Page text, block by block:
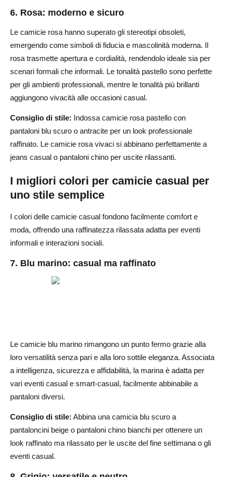
6. Rosa: moderno e sicuro
Le camicie rosa hanno superato gli stereotipi obsoleti,
emergendo come simboli di fiducia e mascolinità moderna. Il
rosa trasmette apertura e cordialità, rendendolo ideale sia per
scenari formali che informali. Le tonalità pastello sono perfette
per gli ambienti professionali, mentre le tonalità più brillanti
aggiungono vivacità alle occasioni casual.
Consiglio di stile: Indossa camicie rosa pastello con
pantaloni blu scuro o antracite per un look professionale
raffinato. Le camicie rosa vivaci si abbinano perfettamente a
jeans casual o pantaloni chino per uscite rilassanti.
I migliori colori per camicie casual per
uno stile semplice
I colori delle camicie casual fondono facilmente comfort e
moda, offrendo una raffinatezza rilassata adatta per eventi
informali e interazioni sociali.
7. Blu marino: casual ma raffinato
Le camicie blu marino rimangono un punto fermo grazie alla
loro versatilità senza pari e alla loro sottile eleganza. Associata
a intelligenza, sicurezza e affidabilità, la marina è adatta per
vari eventi casual e smart-casual, facilmente abbinabile a
pantaloni diversi.
Consiglio di stile: Abbina una camicia blu scuro a
pantaloncini beige o pantaloni chino bianchi per ottenere un
look raffinato ma rilassato per le uscite del fine settimana o gli
eventi casual.